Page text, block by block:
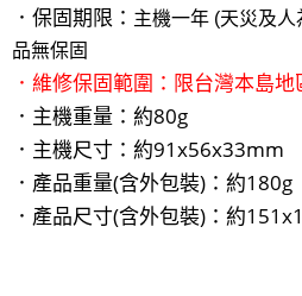
．保固期限： 主機一年 (天災及
品無保固
．維修保固範圍：限台灣本島地
．主機重量：約80g
．主機尺寸：約91x56x33mm
． 產品重量(含外包裝)：約180g
． 產品尺寸(含外包裝)：約